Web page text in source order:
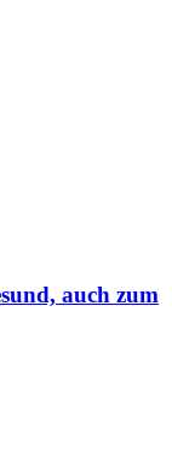
auch zum